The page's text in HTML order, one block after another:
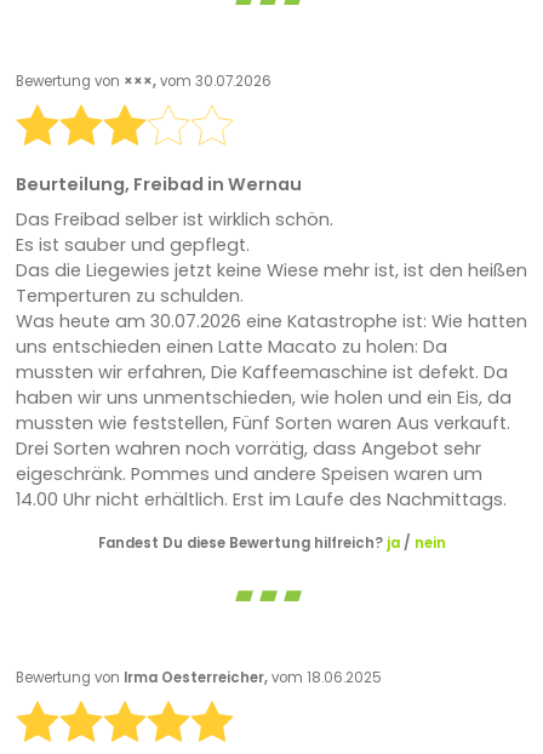
Bewertung von ×××,vom 30.07.2026
Beurteilung, Freibad in Wernau
Das Freibad selber ist wirklich schön.
Es ist sauber und gepflegt.
Das die Liegewies jetzt keine Wiese mehr ist, ist den heißen
Temperturen zu schulden.
Was heute am 30.07.2026 eine Katastrophe ist: Wie hatten
uns entschieden einen Latte Macato zu holen: Da
mussten wir erfahren, Die Kaffeemaschine ist defekt. Da
haben wir uns unmentschieden, wie holen und ein Eis, da
mussten wie feststellen, Fünf Sorten waren Aus verkauft.
Drei Sorten wahren noch vorrätig, dass Angebot sehr
eigeschränk. Pommes und andere Speisen waren um
14.00 Uhr nicht erhältlich. Erst im Laufe des Nachmittags.
Fandest Du diese Bewertung hilfreich? ja/ nein
Bewertung von Irma Oesterreicher,vom 18.06.2025